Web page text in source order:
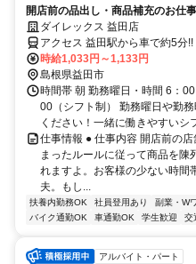
開店前の品出し・商品補充のお仕
きたい方必見の求人です。
ダイレックス 益田店
アクセス 益田駅から車で約5分!!
時給1,033円～1,133円
島根県益田市
時間帯 朝 勤務曜日・時間 6：
00（シフト制） 勤務曜日や勤
ください！一緒に働きやすいシ
仕事情報 ● 仕事内容 開店前の
まったルールに従って商品を陳
れますよ。お客様の少ない時間
夫。もし...
扶養内勤務OK 社員登用あり 副業・W
バイク通勤OK
車通勤OK 学生歓迎 交
アルバイト・パート